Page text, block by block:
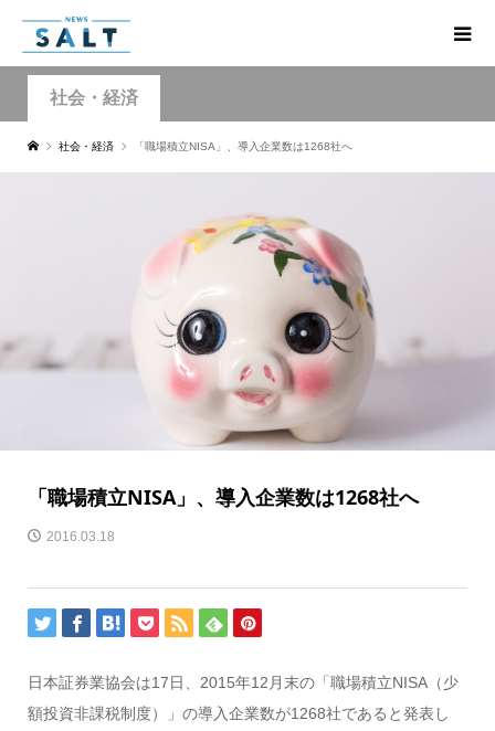
社会・経済
社会・経済 「職場積立NISA」、導入企業数は1268社へ
「職場積立NISA」、導入企業数は1268社へ
2016.03.18
日本証券業協会は17日、2015年12月末の「職場積立NISA（少
額投資非課税制度）」の導入企業数が1268社であると発表し